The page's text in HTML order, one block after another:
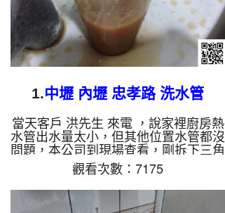
1.中壢 內壢 忠孝路 洗水管
當天客戶 洪先生 來電 ，說家裡廚房熱
水管出水量太小，但其他位置水管都沒
問題，本公司到現場查看，剛拆下三角
凡爾，就發現管壁內密密麻麻的鐵鏽，
本公司架設 管路清洗機 ，開始 清洗水
管 ，鏽水一直從水龍頭流出，而且一
直噴出異物，如下圖及影片，客戶 洪
觀看次數：7175